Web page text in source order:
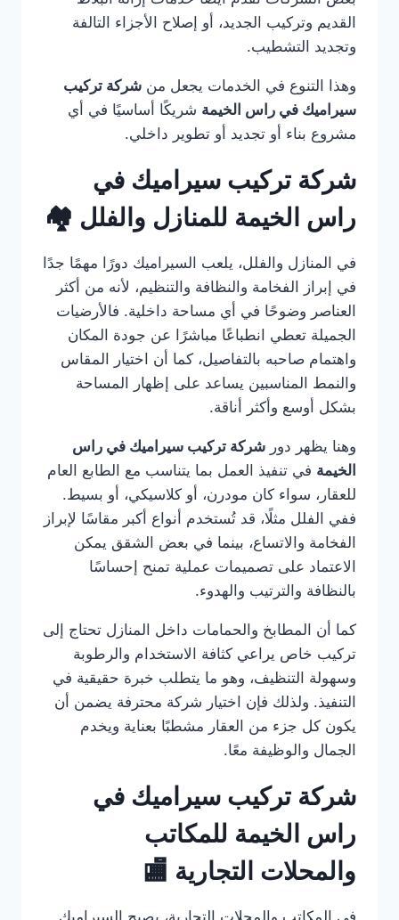
القديم وتركيب الجديد، أو إصلاح الأجزاء التالفة
وتجديد التشطيب.
وهذا التنوع في الخدمات يجعل من شركة تركيب
سيراميك في راس الخيمة شريكًا أساسيًا في أي
مشروع بناء أو تجديد أو تطوير داخلي.
شركة تركيب سيراميك في
راس الخيمة للمنازل والفلل 🏘️
في المنازل والفلل، يلعب السيراميك دورًا مهمًا جدًا
في إبراز الفخامة والنظافة والتنظيم، لأنه من أكثر
العناصر وضوحًا في أي مساحة داخلية. فالأرضيات
الجميلة تعطي انطباعًا مباشرًا عن جودة المكان
واهتمام صاحبه بالتفاصيل، كما أن اختيار المقاس
والنمط المناسبين يساعد على إظهار المساحة
بشكل أوسع وأكثر أناقة.
وهنا يظهر دور شركة تركيب سيراميك في راس
الخيمة في تنفيذ العمل بما يتناسب مع الطابع العام
للعقار، سواء كان مودرن، أو كلاسيكي، أو بسيط.
ففي الفلل مثلًا، قد تُستخدم أنواع أكبر مقاسًا لإبراز
الفخامة والاتساع، بينما في بعض الشقق يمكن
الاعتماد على تصميمات عملية تمنح إحساسًا
بالنظافة والترتيب والهدوء.
كما أن المطابخ والحمامات داخل المنازل تحتاج إلى
تركيب خاص يراعي كثافة الاستخدام والرطوبة
وسهولة التنظيف، وهو ما يتطلب خبرة حقيقية في
التنفيذ. ولذلك فإن اختيار شركة محترفة يضمن أن
يكون كل جزء من العقار مشطبًا بعناية ويخدم
الجمال والوظيفة معًا.
شركة تركيب سيراميك في
راس الخيمة للمكاتب
والمحلات التجارية 🏬